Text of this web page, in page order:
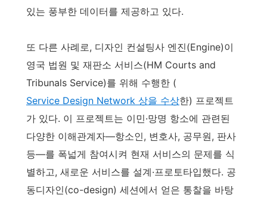
있는 풍부한 데이터를 제공하고 있다.
또 다른 사례로, 디자인 컨설팅사 엔진(Engine)이
영국 법원 및 재판소 서비스(HM Courts and
Tribunals Service)를 위해 수행한 (
Service Design Network 상을 수상한) 프로젝트
가 있다. 이 프로젝트는 이민·망명 항소에 관련된
다양한 이해관계자—항소인, 변호사, 공무원, 판사
등—를 폭넓게 참여시켜 현재 서비스의 문제를 식
별하고, 새로운 서비스를 설계·프로토타입했다. 공
동디자인(co-design) 세션에서 얻은 통찰을 바탕